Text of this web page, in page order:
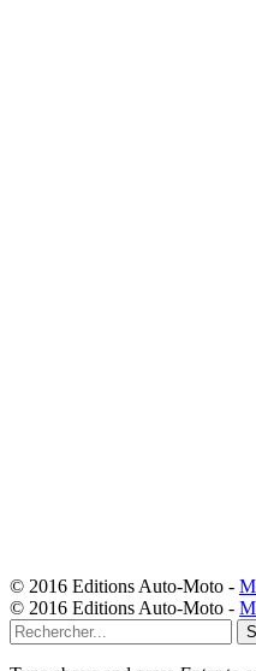
© 2016 Editions Auto-Moto -
© 2016 Editions Auto-Moto -